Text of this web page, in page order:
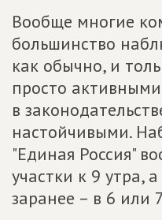
Вообще многие
большинство
как обычно, и
просто
в
настойчивыми.
"Единая Россия"
участки к 9 утра,
заранее – в 6 или